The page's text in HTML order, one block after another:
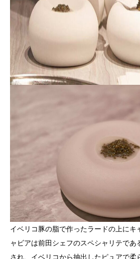
イベリコ豚の脂で作ったラードの上にキ
ャビアは前田シェフのスペシャリテであ
され、イベリコから抽出したピュアで柔